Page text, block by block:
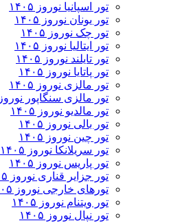
تور اسپانیا نوروز ۱۴۰۵
تور یونان نوروز ۱۴۰۵
تور چک نوروز ۱۴۰۵
تور ایتالیا نوروز ۱۴۰۵
تور تایلند نوروز ۱۴۰۵
تور پاتایا نوروز ۱۴۰۵
تور مالزی نوروز ۱۴۰۵
تور مالزی سنگاپور نوروز ۱۴۰۵
تور مالدیو نوروز ۱۴۰۵
تور بالی نوروز ۱۴۰۵
تور چين نوروز ۱۴۰۵
تور سریلانکا نوروز ۱۴۰۵
تور پاریس نوروز ۱۴۰۵
تور جزایر قناری نوروز ۱۴۰۵
تورهای خارجی نوروز ۱۴۰۵
تور ویتنام نوروز ۱۴۰۵
تور نپال نوروز ۱۴۰۵